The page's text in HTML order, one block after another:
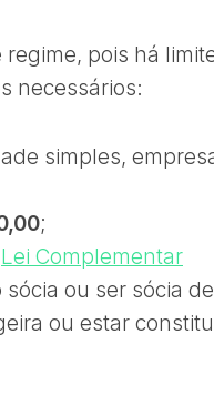
pois há
necessários:
simples,
;
Lei Complementar
ou ser sócia de
ou estar